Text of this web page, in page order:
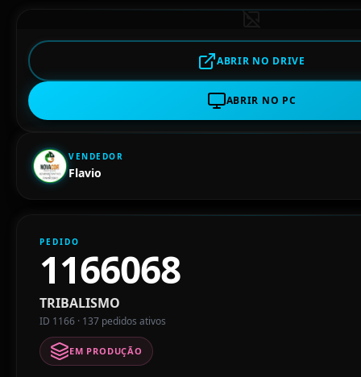
ABRIR NO DRIVE
ABRIR NO PC
VENDEDOR
Flavio
PEDIDO
1166068
TRIBALISMO
ID 1166 · 137 pedidos ativos
EM PRODUÇÃO